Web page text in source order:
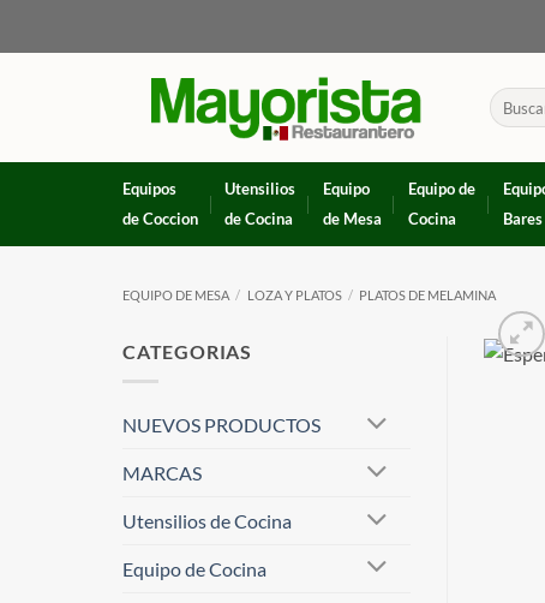
Buscar
por:
Equipos
de Coccion
Utensilios
de Cocina
Equipo
de Mesa
Equipo de
Cocina
EQUIPO DE MESA / LOZA Y PLATOS / PLATOS DE MELAMINA
CATEGORIAS
NUEVOS PRODUCTOS
MARCAS
Utensilios de Cocina
Equipo de Cocina